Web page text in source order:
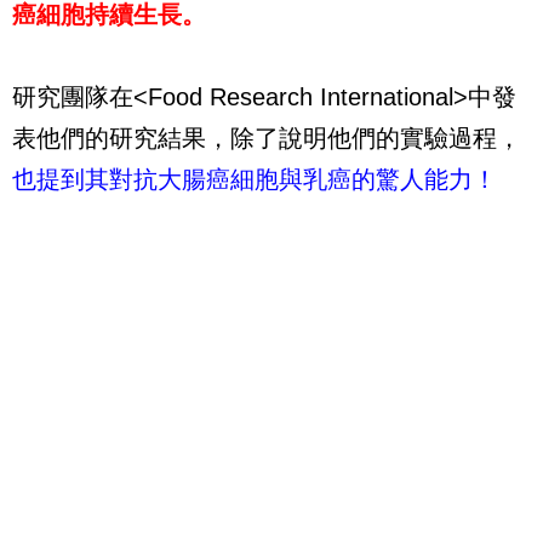
癌細胞持續生長。
研究團隊在<Food Research International>中發
表他們的研究結果，除了說明他們的實驗過程，
也提到其對抗大腸癌細胞與乳癌的驚人能力！